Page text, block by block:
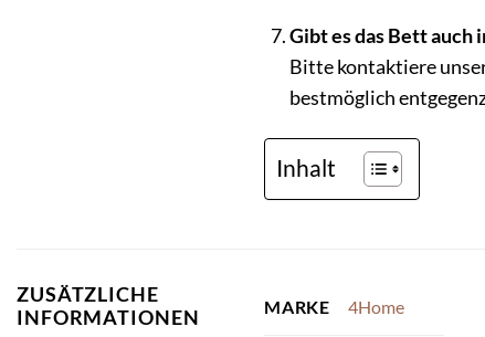
Gibt es das Bett auch
Bitte kontaktiere
bestmöglich
Inhalt
ZUSÄTZLICHE
INFORMATIONEN
MARKE 4Home